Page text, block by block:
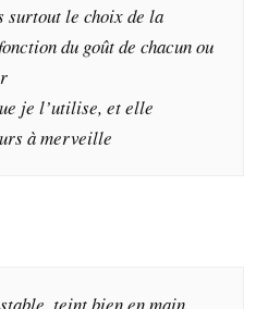
surtout le choix de la
du goût de chacun ou
je l’utilise, et elle
à merveille
teint bien en main,